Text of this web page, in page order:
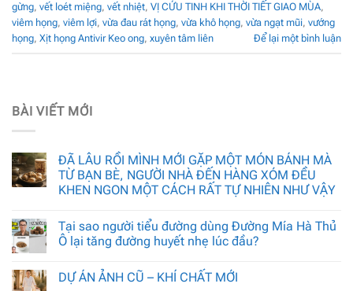
gừng, vết loét miệng, vết nhiệt, VỊ CỨU TINH KHI THỜI TIẾT GIAO MÙA,
viêm họng, viêm lợi, vừa đau rát họng, vừa khô họng, vừa ngạt mũi, vướng
họng, Xịt họng Antivir Keo ong, xuyên tâm liên Để lại một bình luận
BÀI VIẾT MỚI
ĐÃ LÂU RỒI MÌNH MỚI GẶP MỘT MÓN BÁNH MÀ
TỪ BẠN BÈ, NGƯỜI NHÀ ĐẾN HÀNG XÓM ĐỀU
KHEN NGON MỘT CÁCH RẤT TỰ NHIÊN NHƯ VẬY
Tại sao người tiểu đường dùng Đường Mía Hà Thủ
Ô lại tăng đường huyết nhẹ lúc đầu?
DỰ ÁN ẢNH CŨ – KHÍ CHẤT MỚI